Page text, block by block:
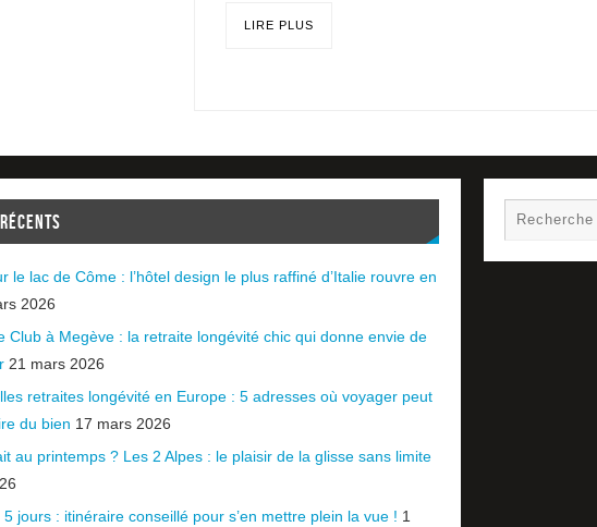
LIRE PLUS
le lac de Côme : l’hôtel design le plus raffiné d’Italie rouvre en
2026
Club à Megève : la retraite longévité chic qui donne envie de
21 mars 2026
retraites longévité en Europe : 5 adresses où voyager peut
du bien 17 mars 2026
au printemps ? Les 2 Alpes : le plaisir de la glisse sans limite
5 jours : itinéraire conseillé pour s’en mettre plein la vue ! 1